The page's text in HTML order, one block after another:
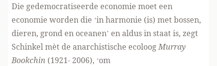
Die gedemocratiseerde economie moet een
economie worden die ‘in harmonie (is) met bossen,
dieren, grond en oceanen’ en aldus in staat is, zegt
Schinkel mèt de anarchistische ecoloogMurray
Bookchin (1921- 2006), ‘om